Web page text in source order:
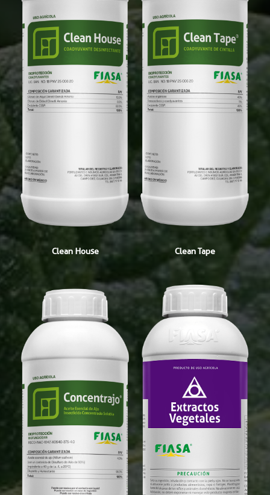
Clean House Clean Tape